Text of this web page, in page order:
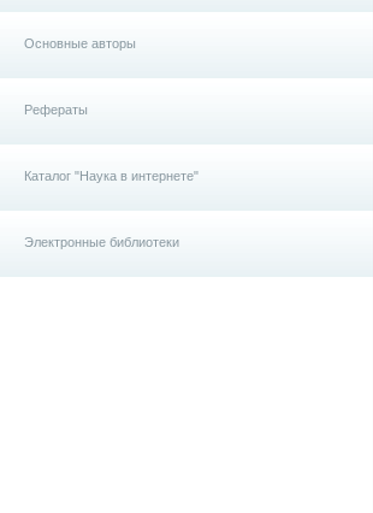
Основные авторы
Рефераты
Каталог "Наука в интернете"
Электронные библиотеки